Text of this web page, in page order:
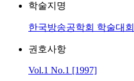
학술지명
한국방송공학회 학술대회
권호사항
Vol.1 No.1 [1997]